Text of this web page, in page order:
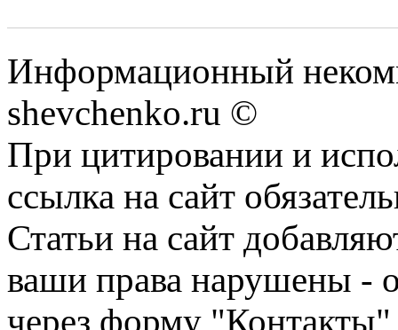
Информационный
shevchenko.ru ©
При цитировании и
ссылка на сайт
Статьи на сайт
ваши права нарушены -
через форму "Контакты"